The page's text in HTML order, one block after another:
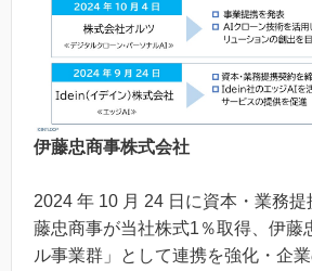
伊藤忠商事株式会社
2024 年 10 月 24 日に資本・業務
藤忠商事が当社株式1％取得、伊藤
ル事業群」として連携を強化・企